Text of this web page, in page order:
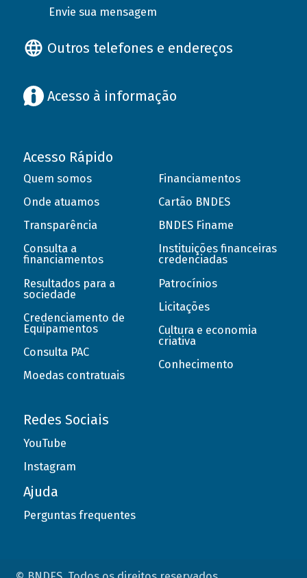
Envie sua mensagem
Outros telefones e endereços
Acesso à informação
Acesso Rápido
Quem somos
Onde atuamos
Transparência
Consulta a
financiamentos
Resultados para a
sociedade
Credenciamento de
Equipamentos
Consulta PAC
Moedas contratuais
Financiamentos
Cartão BNDES
BNDES Finame
Instituições financeiras
credenciadas
Patrocínios
Licitações
Cultura e economia
criativa
Conhecimento
Redes Sociais
YouTube
Instagram
Ajuda
Perguntas frequentes